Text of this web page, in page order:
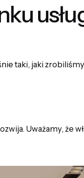
taki, jaki
Uważamy, że